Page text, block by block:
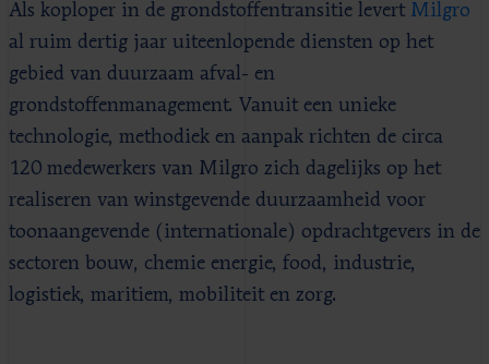
Als koploper in de grondstoffentransitie levert Milgro
al ruim dertig jaar uiteenlopende diensten op het
gebied van duurzaam afval- en
grondstoffenmanagement. Vanuit een unieke
technologie, methodiek en aanpak richten de circa
120 medewerkers van Milgro zich dagelijks op het
realiseren van winstgevende duurzaamheid voor
toonaangevende (internationale) opdrachtgevers in de
sectoren bouw, chemie energie, food, industrie,
logistiek, maritiem, mobiliteit en zorg.